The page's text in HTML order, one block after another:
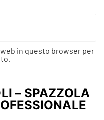
in questo browser per
– SPAZZOLA